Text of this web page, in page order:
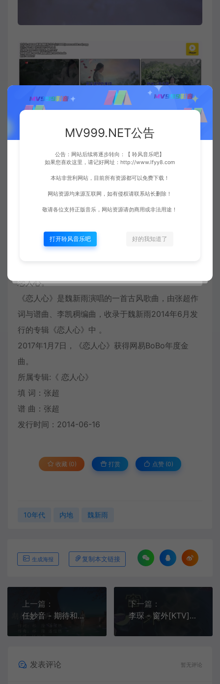
歌曲简介：
行多次的磨合、沟通，最终创作出了《恋人心》这首
歌。歌词讲述了时光流转中，生死爱恋、相思成风雨
恋人心。
《恋人心》是魏新雨演唱的一首古风歌曲，由张超作
词与谱曲、李凯稠编曲，收录于魏新雨2014年6月发
行的专辑《恋人心》中 。
2017年1月7日，《恋人心》获得网易BoBo年度金
曲。
所属专辑:《 恋人心》
填 词：张超
谱 曲：张超
发行时间：2014-06-16
收藏 (0) 打赏 点赞 (0)
10年代 内地 魏新雨
生成海报 复制本文链接
上一篇：
任妙音 - 期待和你再相遇[1080P][KTV][MPG][624M]
下一篇：
李琛 - 窗外[KTV][MPG][170.2M]
发表评论 暂无评论
MV999.NET公告
公告：网站后续将逐步转向：【 聆风音乐吧】
如果您喜欢这里，请记好网址：http://www.lfyy8.com
本站非营利网站，目前所有资源都可以免费下载！
网站资源均来源互联网，如有侵权请联系站长删除！
敬请各位支持正版音乐，网站资源请勿商用或非法用途！
打开聆风音乐吧 好的我知道了